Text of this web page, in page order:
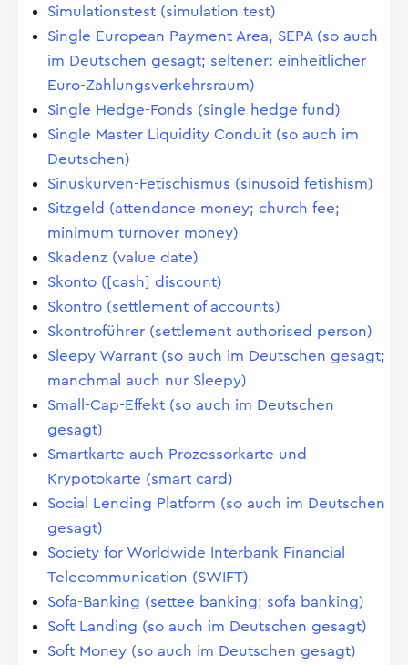
Simulationstest (simulation test)
Single European Payment Area, SEPA (so auch
im Deutschen gesagt; seltener: einheitlicher
Euro-Zahlungsverkehrsraum)
Single Hedge-Fonds (single hedge fund)
Single Master Liquidity Conduit (so auch im
Deutschen)
Sinuskurven-Fetischismus (sinusoid fetishism)
Sitzgeld (attendance money; church fee;
minimum turnover money)
Skadenz (value date)
Skonto ([cash] discount)
Skontro (settlement of accounts)
Skontroführer (settlement authorised person)
Sleepy Warrant (so auch im Deutschen gesagt;
manchmal auch nur Sleepy)
Small-Cap-Effekt (so auch im Deutschen
gesagt)
Smartkarte auch Prozessorkarte und
Krypotokarte (smart card)
Social Lending Platform (so auch im Deutschen
gesagt)
Society for Worldwide Interbank Financial
Telecommunication (SWIFT)
Sofa-Banking (settee banking; sofa banking)
Soft Landing (so auch im Deutschen gesagt)
Soft Money (so auch im Deutschen gesagt)